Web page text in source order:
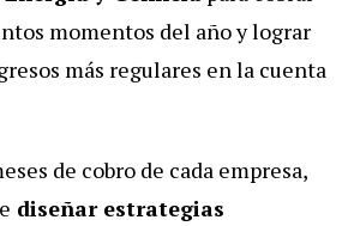
momentos del año y lograr
más regulares en la cuenta
de cobro de cada empresa,
diseñar estrategias